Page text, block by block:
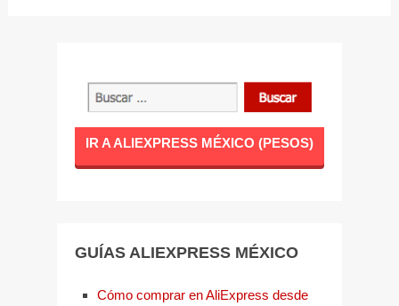
IR A ALIEXPRESS MÉXICO (PESOS)
GUÍAS ALIEXPRESS MÉXICO
Cómo comprar en AliExpress desde